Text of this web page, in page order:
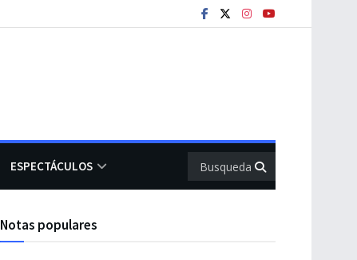
ESPECTÁCULOS
Notas populares